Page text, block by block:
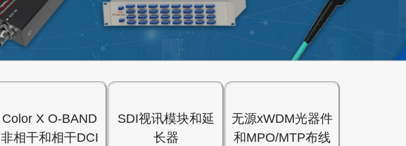
Color X O-BAND
非相干和相干DCI
SDI视讯模块和延
长器
无源xWDM光器件
和MPO/MTP布线